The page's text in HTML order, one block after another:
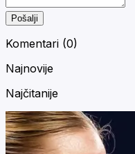
Pošalji
Komentari (0)
Najnovije
Najčitanije